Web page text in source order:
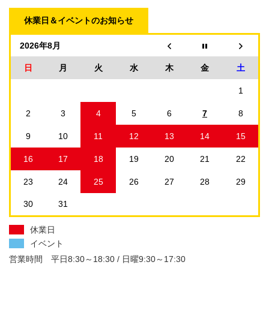
休業日＆イベントのお知らせ
2026年8月
日 月 火 水 木 金 土
1
2 3 4 5 6 7 8
9 10 11 12 13 14 15
16 17 18 19 20 21 22
23 24 25 26 27 28 29
30 31
休業日
イベント